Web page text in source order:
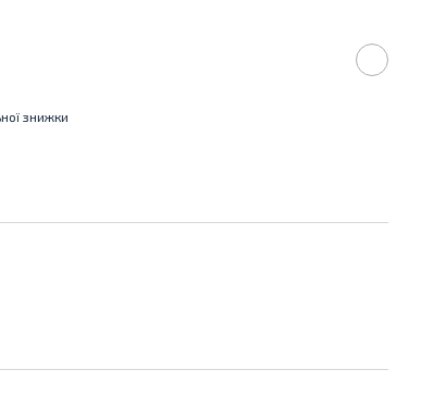
знижки